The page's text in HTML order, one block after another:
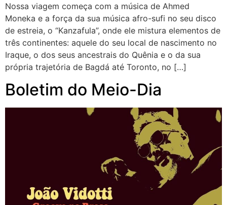
Nossa viagem começa com a música de Ahmed
Moneka e a força da sua música afro-sufi no seu disco
de estreia, o “Kanzafula”, onde ele mistura elementos de
três continentes: aquele do seu local de nascimento no
Iraque, o dos seus ancestrais do Quênia e o da sua
própria trajetória de Bagdá até Toronto, no […]
Boletim do Meio-Dia